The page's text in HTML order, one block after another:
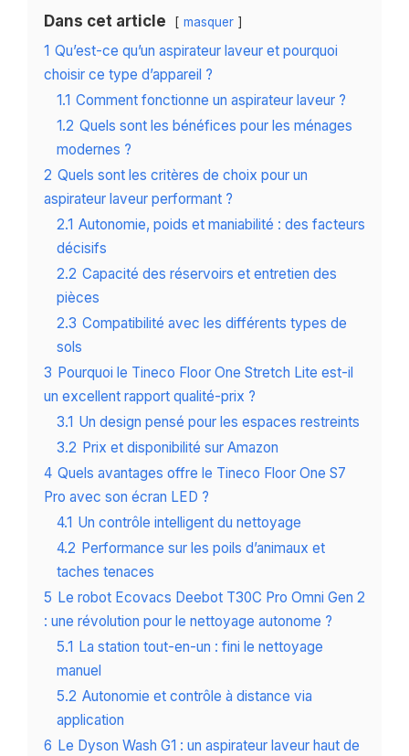
Dans cet article masquer
1 Qu’est-ce qu’un aspirateur laveur et pourquoi
choisir ce type d’appareil ?
1.1 Comment fonctionne un aspirateur laveur ?
1.2 Quels sont les bénéfices pour les ménages
modernes ?
2 Quels sont les critères de choix pour un
aspirateur laveur performant ?
2.1 Autonomie, poids et maniabilité : des facteurs
décisifs
2.2 Capacité des réservoirs et entretien des
pièces
2.3 Compatibilité avec les différents types de
sols
3 Pourquoi le Tineco Floor One Stretch Lite est-il
un excellent rapport qualité-prix ?
3.1 Un design pensé pour les espaces restreints
3.2 Prix et disponibilité sur Amazon
4 Quels avantages offre le Tineco Floor One S7
Pro avec son écran LED ?
4.1 Un contrôle intelligent du nettoyage
4.2 Performance sur les poils d’animaux et
taches tenaces
5 Le robot Ecovacs Deebot T30C Pro Omni Gen 2
: une révolution pour le nettoyage autonome ?
5.1 La station tout-en-un : fini le nettoyage
manuel
5.2 Autonomie et contrôle à distance via
application
6 Le Dyson Wash G1 : un aspirateur laveur haut de